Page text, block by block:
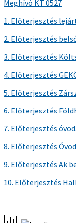
Meghívó KT 0527
1. Előterjesztés
2. Előterjesztés
3. Előterjesztés
4. Előterjesztés
5. Előterjesztés
6. Előterjesztés
7. Előterjesztés
8. Előterjesztés
9. Előterjesztés Ak
10. Előterjesztés